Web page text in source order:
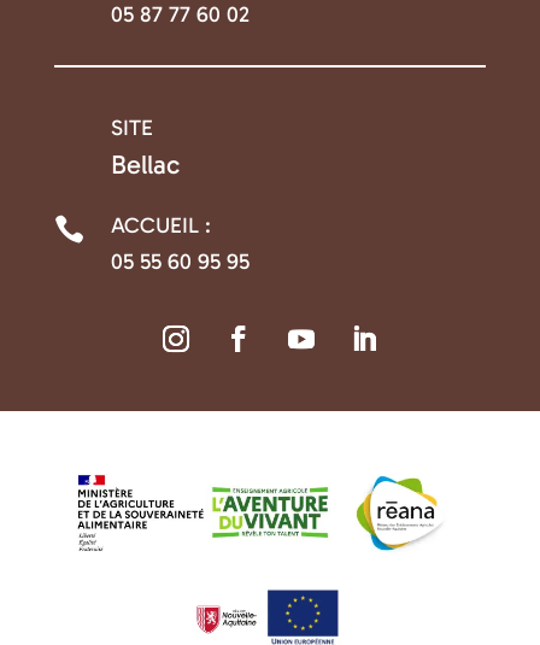
05 87 77 60 02
SITE
Bellac

ACCUEIL :
05 55 60 95 95